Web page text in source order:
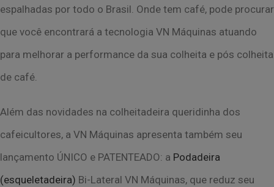
espalhadas por todo o Brasil. Onde tem café, pode procurar
que você encontrará a tecnologia VN Máquinas atuando
para melhorar a performance da sua colheita e pós colheita
de café.
Além das novidades na colheitadeira queridinha dos
cafeicultores, a VN Máquinas apresenta também seu
lançamento ÚNICO e PATENTEADO: a Podadeira
(esqueletadeira) Bi-Lateral VN Máquinas, que reduz seu